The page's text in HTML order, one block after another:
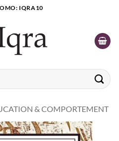
IQRA10
& COMPORTEMENT